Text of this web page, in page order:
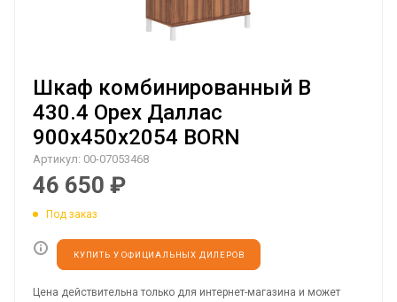
Шкаф комбинированный B
430.4 Орех Даллас
900х450х2054 BORN
Артикул: 00-07053468
46 650 ₽
Под заказ
КУПИТЬ У ОФИЦИАЛЬНЫХ ДИЛЕРОВ
Цена действительна только для интернет-магазина и может